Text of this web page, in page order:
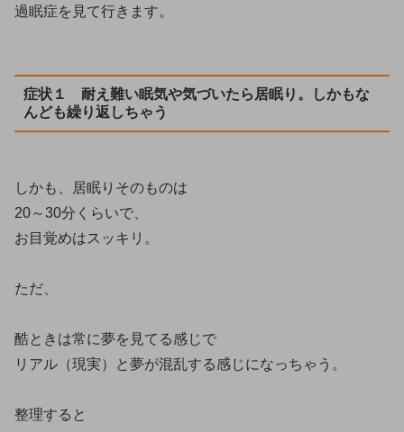
過眠症を見て行きます。
症状１ 耐え難い眠気や気づいたら居眠り。しかもな
んども繰り返しちゃう
しかも、居眠りそのものは
20～30分くらいで、
お目覚めはスッキリ。
ただ、
酷ときは常に夢を見てる感じで
リアル（現実）と夢が混乱する感じになっちゃう。
整理すると